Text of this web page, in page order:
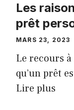
Les
prêt
MARS 23, 2023
Le recours
qu’un prêt
Lire plus